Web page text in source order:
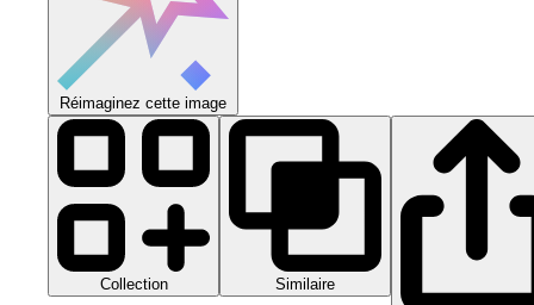
Réimaginez cette image
Collection Similaire